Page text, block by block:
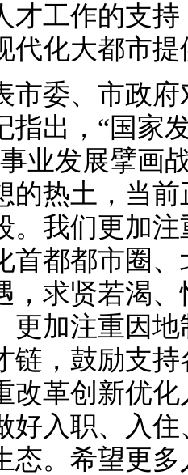
才工作的支
代化大都市
委、市政府
指出，“国家
业发展擘画
的热土，当
。我们更加
首都都市圈
，求贤若渴
更加注重因
链，鼓励支
改革创新优
好入职、入
态。希望更